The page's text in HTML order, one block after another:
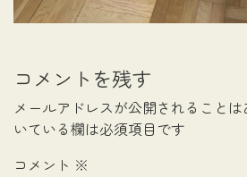
コメントを残す
メールアドレスが公開されることは
いている欄は必須項目です
コメント ※